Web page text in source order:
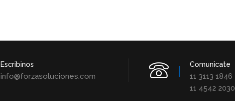
Escribinos
info@forzasoluciones.com
Comunicate
11 3113 1846
11 4542 2030